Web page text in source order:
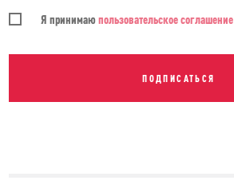
Я принимаюпользовательское соглашение
ПОДПИСАТЬСЯ